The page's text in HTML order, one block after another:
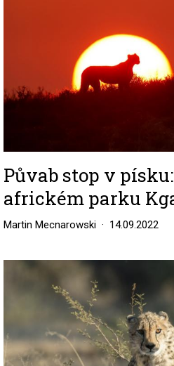
Půvab stop v
africkém parku
Martin Mecnarowski 14.09.2022
Image